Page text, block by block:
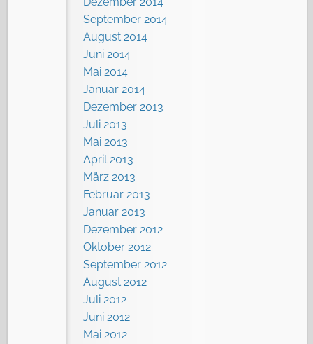
September 2014
August 2014
Juni 2014
Mai 2014
Januar 2014
Dezember 2013
Juli 2013
Mai 2013
April 2013
März 2013
Februar 2013
Januar 2013
Dezember 2012
Oktober 2012
September 2012
August 2012
Juli 2012
Juni 2012
Mai 2012